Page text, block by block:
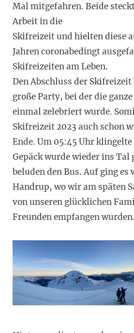
Mal mitgefahren. Beide
Arbeit in die
Skifreizeit und hielten diese
Jahren coronabedingt
Skifreizeiten am Leben.
Den Abschluss der
große Party, bei der die
einmal zelebriert wurde.
Skifreizeit 2023 auch schon
Ende. Um 05:45 Uhr klingelte
Gepäck wurde wieder ins Tal
beluden den Bus. Auf ging es
Handrup, wo wir am späten
von unseren glücklichen
Freunden empfangen wurden.